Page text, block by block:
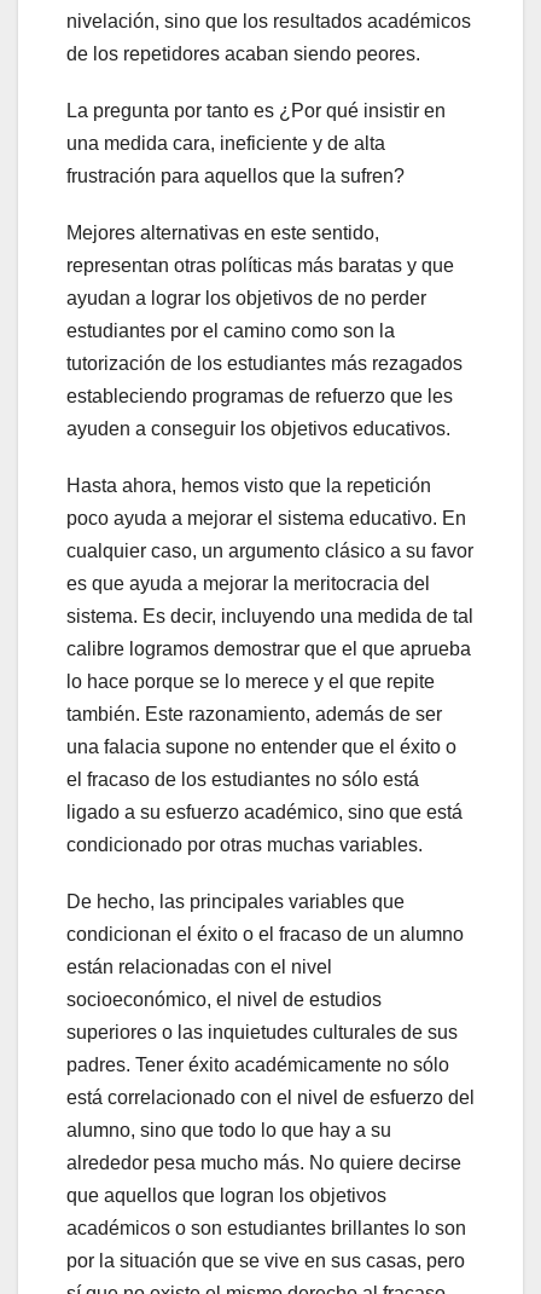
nivelación, sino que los resultados académicos
de los repetidores acaban siendo peores.
La pregunta por tanto es ¿Por qué insistir en
una medida cara, ineficiente y de alta
frustración para aquellos que la sufren?
Mejores alternativas en este sentido,
representan otras políticas más baratas y que
ayudan a lograr los objetivos de no perder
estudiantes por el camino como son la
tutorización de los estudiantes más rezagados
estableciendo programas de refuerzo que les
ayuden a conseguir los objetivos educativos.
Hasta ahora, hemos visto que la repetición
poco ayuda a mejorar el sistema educativo. En
cualquier caso, un argumento clásico a su favor
es que ayuda a mejorar la meritocracia del
sistema. Es decir, incluyendo una medida de tal
calibre logramos demostrar que el que aprueba
lo hace porque se lo merece y el que repite
también. Este razonamiento, además de ser
una falacia supone no entender que el éxito o
el fracaso de los estudiantes no sólo está
ligado a su esfuerzo académico, sino que está
condicionado por otras muchas variables.
De hecho, las principales variables que
condicionan el éxito o el fracaso de un alumno
están relacionadas con el nivel
socioeconómico, el nivel de estudios
superiores o las inquietudes culturales de sus
padres. Tener éxito académicamente no sólo
está correlacionado con el nivel de esfuerzo del
alumno, sino que todo lo que hay a su
alrededor pesa mucho más. No quiere decirse
que aquellos que logran los objetivos
académicos o son estudiantes brillantes lo son
por la situación que se vive en sus casas, pero